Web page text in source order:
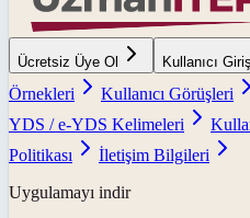
Ücretsiz Üye Ol Kullanıcı
Örnekleri
Kullanıcı Görüşleri
YDS / e-YDS Kelimeleri
Politikası
İletişim Bilgileri
Uygulamayı indir